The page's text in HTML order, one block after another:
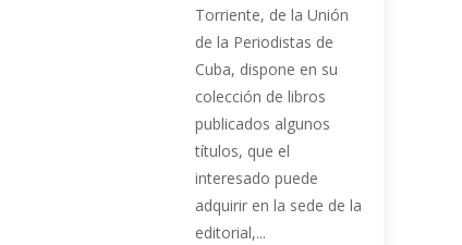
Torriente, de la Unión
de la Periodistas de
Cuba, dispone en su
colección de libros
publicados algunos
títulos, que el
interesado puede
adquirir en la sede de la
editorial,...